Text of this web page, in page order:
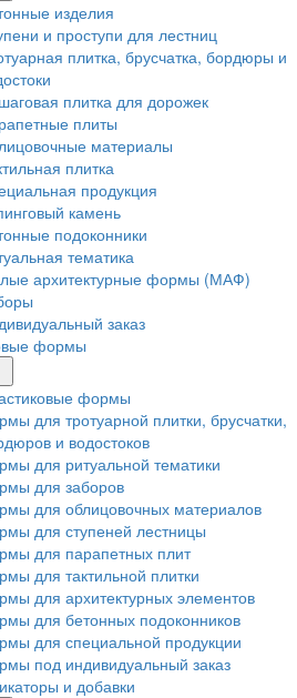
изделия
и проступи для лестниц
плитка, брусчатка, бордюры и
плитка для дорожек
плиты
материалы
плитка
продукция
камень
подоконники
тематика
архитектурные формы (МАФ)
заказ
формы
формы
для тротуарной плитки, брусчатки,
и водостоков
для ритуальной тематики
для заборов
для облицовочных материалов
для ступеней лестницы
для парапетных плит
для тактильной плитки
для архитектурных элементов
для бетонных подоконников
для специальной продукции
под индивидуальный заказ
и добавки